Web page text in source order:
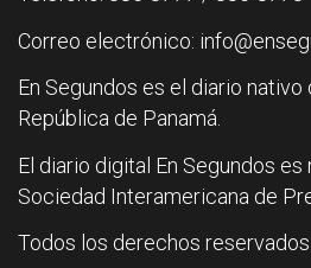
Correo electrónico:
En Segundos es el diario
República de Panamá.
El diario digital En Segundos
Sociedad Interamericana de
Todos los derechos reservados.